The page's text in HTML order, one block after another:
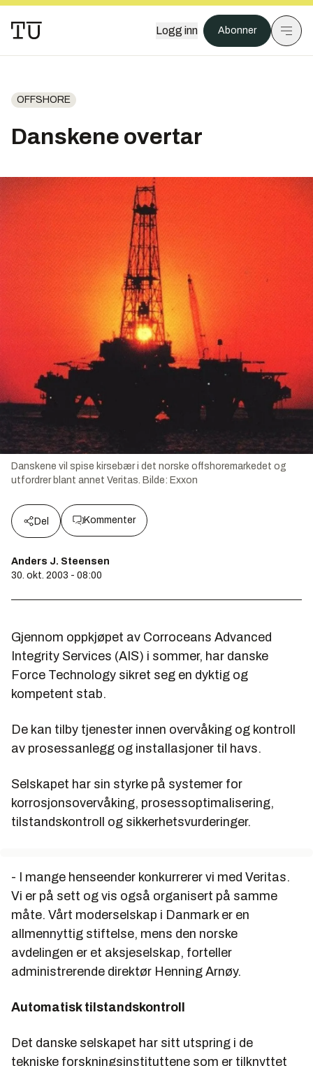
Logg inn Abonner
OFFSHORE
Danskene overtar
Danskene vil spise kirsebær i det norske offshoremarkedet og
utfordrer blant annet Veritas. Bilde: Exxon
Del Kommenter
Anders J. Steensen
30. okt. 2003 - 08:00
Gjennom oppkjøpet av Corroceans Advanced
Integrity Services (AIS) i sommer, har danske
Force Technology sikret seg en dyktig og
kompetent stab.
De kan tilby tjenester innen overvåking og kontroll
av prosessanlegg og installasjoner til havs.
Selskapet har sin styrke på systemer for
korrosjonsovervåking, prosessoptimalisering,
tilstandskontroll og sikkerhetsvurderinger.
- I mange henseender konkurrerer vi med Veritas.
Vi er på sett og vis også organisert på samme
måte. Vårt moderselskap i Danmark er en
allmennyttig stiftelse, mens den norske
avdelingen er et aksjeselskap, forteller
administrerende direktør Henning Arnøy.
Automatisk tilstandskontroll
Det danske selskapet har sitt utspring i de
tekniske forskningsinstituttene som er tilknyttet